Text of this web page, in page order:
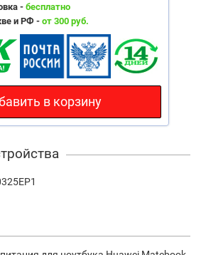
- бесплатно
и РФ - от 300 руб.
в корзину